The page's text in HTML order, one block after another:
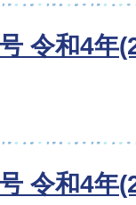
令和4年
令和4年